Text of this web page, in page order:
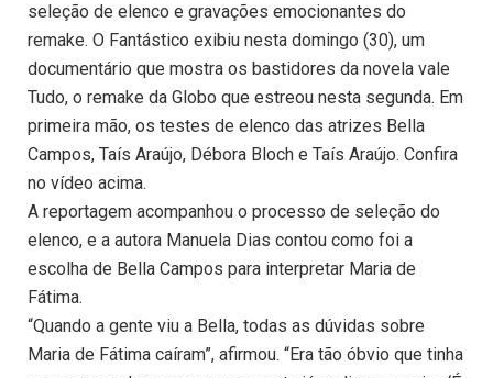
seleção de elenco e gravações emocionantes do
remake. O Fantástico exibiu nesta domingo (30), um
documentário que mostra os bastidores da novela vale
Tudo, o remake da Globo que estreou nesta segunda. Em
primeira mão, os testes de elenco das atrizes Bella
Campos, Taís Araújo, Débora Bloch e Taís Araújo. Confira
no vídeo acima.
A reportagem acompanhou o processo de seleção do
elenco, e a autora Manuela Dias contou como foi a
escolha de Bella Campos para interpretar Maria de
Fátima.
“Quando a gente viu a Bella, todas as dúvidas sobre
Maria de Fátima caíram”, afirmou. “Era tão óbvio que tinha